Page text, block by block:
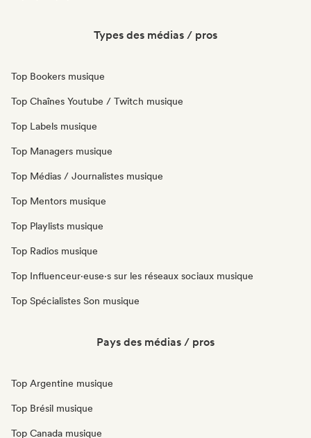
Types des médias / pros
Top Bookers musique
Top Chaînes Youtube / Twitch musique
Top Labels musique
Top Managers musique
Top Médias / Journalistes musique
Top Mentors musique
Top Playlists musique
Top Radios musique
Top Influenceur·euse·s sur les réseaux sociaux musique
Top Spécialistes Son musique
Pays des médias / pros
Top Argentine musique
Top Brésil musique
Top Canada musique